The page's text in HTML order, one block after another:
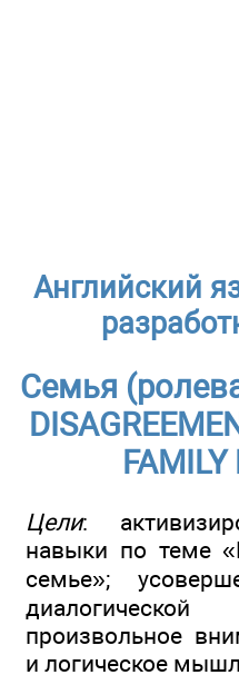
Английский
Семья
Цели:
навыки по теме
семье»;
произвольное
и логическое